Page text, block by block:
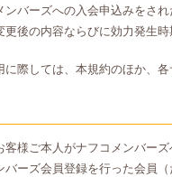
バーズへの入会申込みをさ
後の内容ならびに効力発生
際しては、本規約のほか、各
客様ご本人がナフコメンバー
バーズ会員登録を行った会員